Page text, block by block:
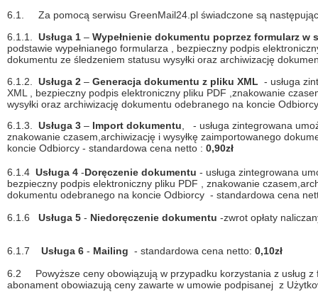
6.1.
Za pomocą serwisu GreenMail24.pl świadczone są
6.1.1.
Usługa 1 – Wypełnienie dokumentu poprzez formularz w
podstawie wypełnianego formularza , bezpieczny podpis
dokumentu ze śledzeniem statusu wysyłki oraz archiwizację
6.1.2.
Usługa 2 – Generacja dokumentu z pliku XML - usługa
XML , bezpieczny podpis elektroniczny pliku PDF ,znakowanie
wysyłki oraz archiwizację dokumentu odebranego na koncie
6.1.3. Usługa 3 – Import dokumentu,
- usługa zintegrowana
znakowanie czasem,archiwizację i wysyłkę zaimportowanego
koncie Odbiorcy - standardowa cena netto : 0,90zł
6.1.4 Usługa 4 -Doręczenie dokumentu - usługa zintegrowana
bezpieczny podpis elektroniczny pliku PDF , znakowanie
dokumentu odebranego na koncie Odbiorcy - standardowa cena
6.1.6 Usługa 5 - Niedoręczenie dokumentu -zwrot opłaty
6.1.7 Usługa 6 - Mailing - standardowa cena netto: 0,10zł
6.2 Powyższe ceny obowiązują w przypadku korzystania z usług z
abonament obowiazują ceny zawarte w umowie podpisanej z